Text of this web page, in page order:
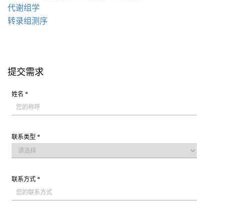
代谢组学
转录组测序
提交需求
姓名 *
联系类型 *
联系方式 *